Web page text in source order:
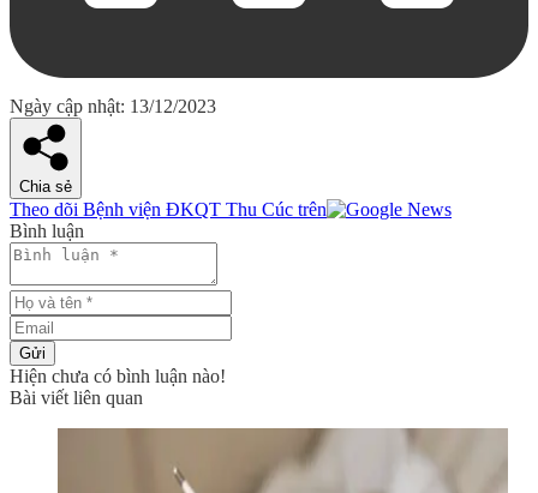
Ngày cập nhật: 13/12/2023
Chia sẻ
Theo dõi Bệnh viện ĐKQT Thu Cúc trên
Bình luận
Gửi
Hiện chưa có bình luận nào!
Bài viết liên quan